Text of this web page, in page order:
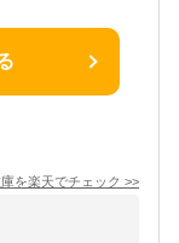
を楽天でチェック >>